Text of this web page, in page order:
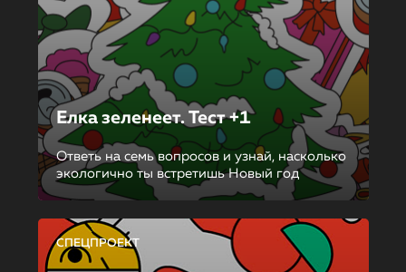
Елка зеленеет. Тест +1
Ответь на семь вопросов и узнай, насколько
экологично ты встретишь Новый год
СПЕЦПРОЕКТ